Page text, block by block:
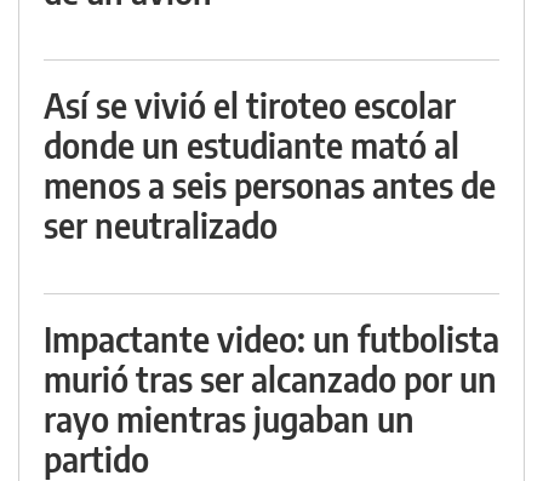
Así se vivió el tiroteo escolar
donde un estudiante mató al
menos a seis personas antes de
ser neutralizado
Impactante video: un futbolista
murió tras ser alcanzado por un
rayo mientras jugaban un
partido